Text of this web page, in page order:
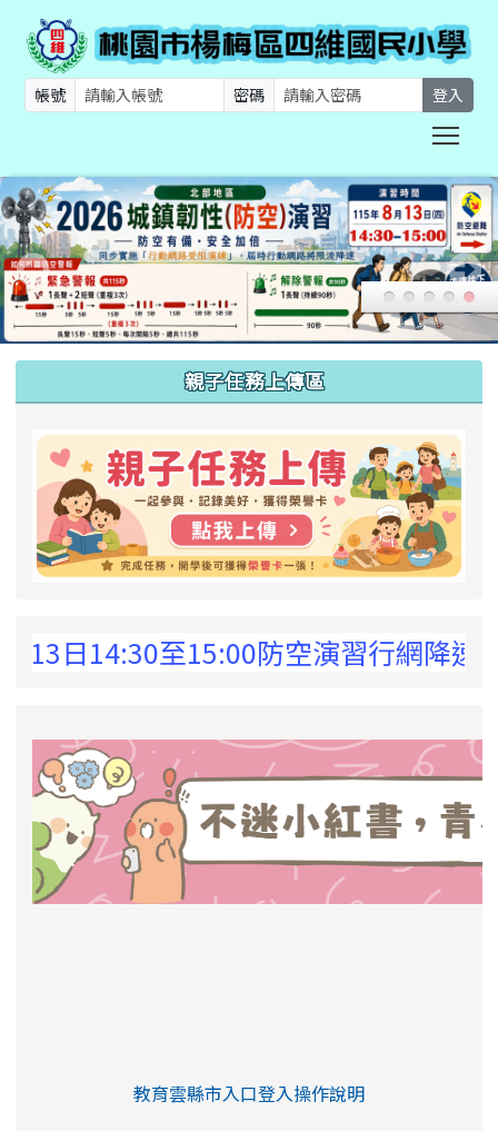
帳號 密碼 登入
親子任務上傳區
至15:00防空演習行網降速演練，
link to https://eliteracy.edu.tw/Shorts/
教育雲縣市入口登入操作說明